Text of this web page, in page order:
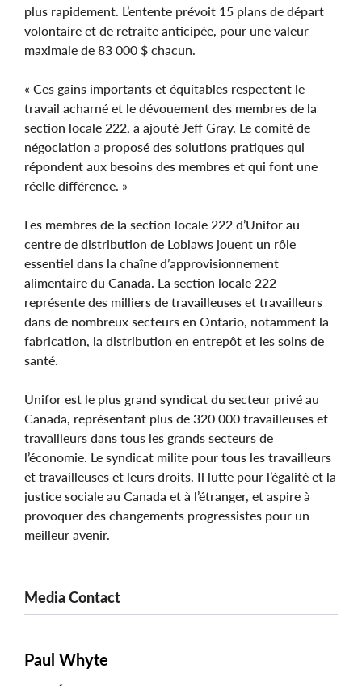
plus rapidement. L’entente prévoit 15 plans de départ
volontaire et de retraite anticipée, pour une valeur
maximale de 83 000 $ chacun.
« Ces gains importants et équitables respectent le
travail acharné et le dévouement des membres de la
section locale 222, a ajouté Jeff Gray. Le comité de
négociation a proposé des solutions pratiques qui
répondent aux besoins des membres et qui font une
réelle différence. »
Les membres de la section locale 222 d’Unifor au
centre de distribution de Loblaws jouent un rôle
essentiel dans la chaîne d’approvisionnement
alimentaire du Canada. La section locale 222
représente des milliers de travailleuses et travailleurs
dans de nombreux secteurs en Ontario, notamment la
fabrication, la distribution en entrepôt et les soins de
santé.
Unifor est le plus grand syndicat du secteur privé au
Canada, représentant plus de 320 000 travailleuses et
travailleurs dans tous les grands secteurs de
l’économie. Le syndicat milite pour tous les travailleurs
et travailleuses et leurs droits. Il lutte pour l’égalité et la
justice sociale au Canada et à l’étranger, et aspire à
provoquer des changements progressistes pour un
meilleur avenir.
Media Contact
Paul Whyte